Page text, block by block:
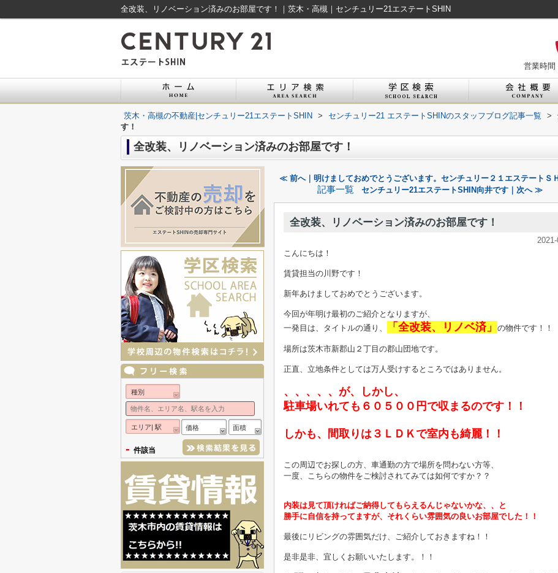
全改装、リノベーション済みのお部屋です！｜茨木・高槻｜センチュリー21エステートSHIN
営業時間
茨木・高槻の不動産|センチュリー21エステートSHIN > センチュリー21 エステートSHINのスタッフブログ記事一覧 >
す！
全改装、リノベーション済みのお部屋です！
≪ 前へ｜明けましておめでとうございます。センチュリー２１エステートＳ
記事一覧 センチュリー21エステートSHIN向井です｜次へ ≫
全改装、リノベーション済みのお部屋です！
こんにちは！
賃貸担当の川野です！
新年あけましておめでとうございます。
今回が年明け最初のご紹介となりますが、
一発目は、タイトルの通り、
「全改装、リノベ済」 の物件です！！
場所は茨木市新郡山２丁目の郡山団地です。
正直、立地条件としては万人受けするところではありません。
、、、、、が、しかし、
駐車場いれても６０５００円で収まるのです！！
しかも、間取りは３ＬＤＫで室内も綺麗！！
この周辺でお探しの方、車通勤の方で場所を問わない方等、
一度、こちらの物件をご検討されてみては如何ですか？？
内装は見て頂ければご納得してもらえるんじゃないかな、、と
勝手に自信を持ってますが、それくらい雰囲気の良いお部屋でした！！
最後にリビングの雰囲気だけ、ご紹介しておきますね！！
是非是非、宜しくお願いいたします。！！
種別
エリア| 駅 価格 面積
- 件該当